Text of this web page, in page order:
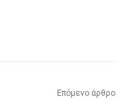
Επόμενο άρθρο